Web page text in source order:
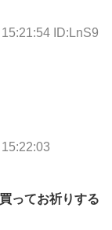
ID:LnS9
ってお祈りする